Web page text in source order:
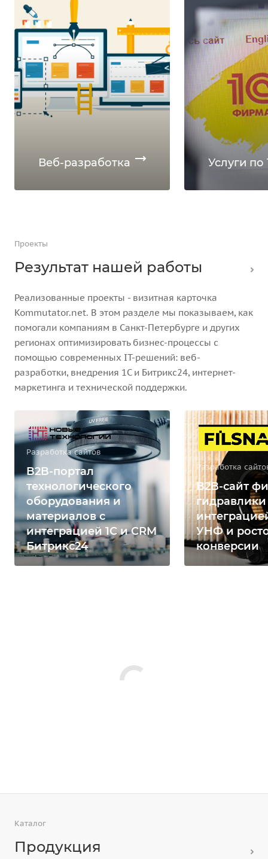
Веб-разработка Услуги по
Проекты
Результат нашей работы
Реализованные проекты - визитная карточка
Kommutator.net. В этом разделе мы показываем, как
помогали компаниям в Санкт-Петербурге и других
регионах оптимизировать бизнес-процессы с
помощью современных IT-решений: веб-
разработки, внедрения 1С и Битрикс24, интернет-
маркетинга и технической поддержки.
Разработка сайтов
B2B-портал
технологического
оборудования и
материалов с
интеграцией 1С и CRM
Битрикс24
Разработка
B2B-сайт
гидравлики
УНФ и
конверсии
Каталог
Продукция